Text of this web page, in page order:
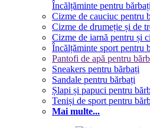
Încălțăminte pentru bărbați
Cizme de cauciuc pentru
Cizme de drumeție și de
Cizme de iarnă pentru și
Încălțăminte sport pentru
Pantofi de apă pentru
Sneakers pentru bărbați
Sandale pentru bărbați
Șlapi și papuci pentru
Teniși de sport pentru
Mai multe...